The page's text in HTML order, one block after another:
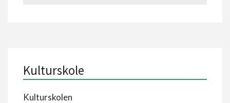
Kulturskole
Kulturskolen